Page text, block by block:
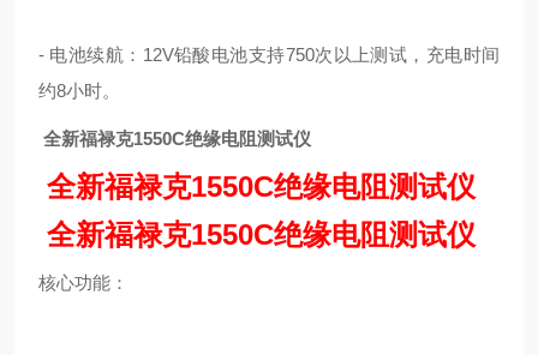
- 电池续航：12V铅酸电池支持750次以上测试，充电时间
约8小时。
全新福禄克1550C绝缘电阻测试仪
全新福禄克1550C绝缘电阻测试仪
全新福禄克1550C绝缘电阻测试仪
核心功能：